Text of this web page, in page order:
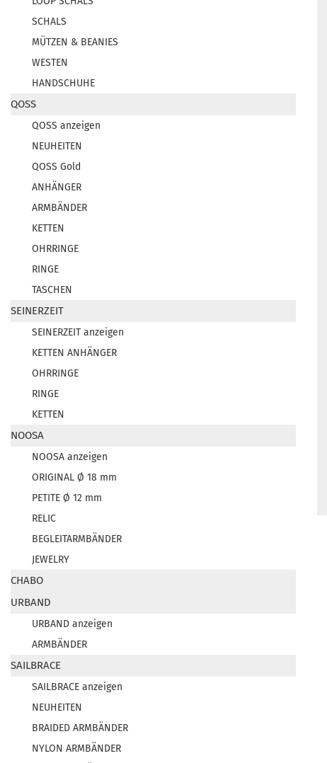
SCHALS
MÜTZEN & BEANIES
WESTEN
HANDSCHUHE
QOSS
QOSS anzeigen
NEUHEITEN
QOSS Gold
ANHÄNGER
ARMBÄNDER
KETTEN
OHRRINGE
RINGE
TASCHEN
SEINERZEIT
SEINERZEIT anzeigen
KETTEN ANHÄNGER
OHRRINGE
RINGE
KETTEN
NOOSA
NOOSA anzeigen
ORIGINAL Ø 18 mm
PETITE Ø 12 mm
RELIC
BEGLEITARMBÄNDER
JEWELRY
CHABO
URBAND
URBAND anzeigen
ARMBÄNDER
SAILBRACE
SAILBRACE anzeigen
NEUHEITEN
BRAIDED ARMBÄNDER
NYLON ARMBÄNDER